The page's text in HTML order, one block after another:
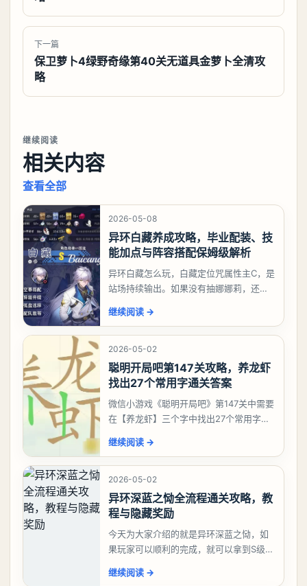
下一篇
保卫萝卜4绿野奇缘第40关无道具金萝卜全清攻
略
继续阅读
相关内容
查看全部
2026-05-08
异环白藏养成攻略，毕业配装、技
能加点与阵容搭配保姆级解析
异环白藏怎么玩，白藏定位咒属性主C，是
站场持续输出。如果没有抽娜娜莉，还没
有娜娜莉缺另外一个二队C想打深渊也可以
考虑养个白藏
继续阅读 →
2026-05-02
聪明开局吧第147关攻略，养龙虾
找出27个常用字通关答案
微信小游戏《聪明开局吧》第147关中需要
在【养龙虾】三个字中找出27个常用字，
大、夫、夰、巾、中、虫、下、虾、卜、
囗、吓、卟、
继续阅读 →
2026-05-02
异环深蓝之恸全流程通关攻略，教
程与隐藏奖励
今天为大家介绍的就是异环深蓝之恸，如
果玩家可以顺利的完成，就可以拿到S级弧
比较高的，对于那些新手玩家并不建议直
继续阅读 →